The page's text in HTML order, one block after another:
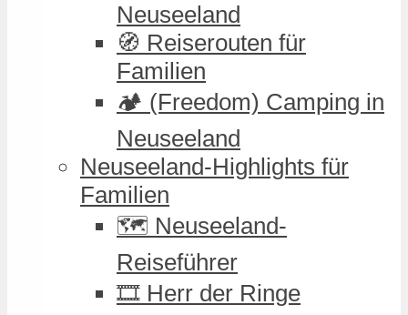
Neuseeland
🧭 Reiserouten für
Familien
🏕️ (Freedom) Camping in
Neuseeland
Neuseeland-Highlights für
Familien
🗺️ Neuseeland-
Reiseführer
🎞️ Herr der Ringe